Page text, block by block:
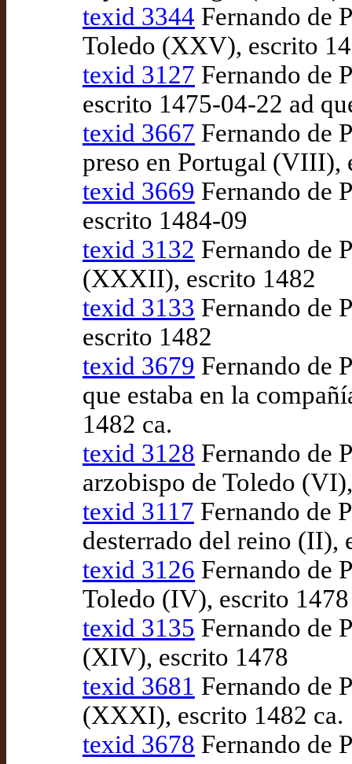
texid 3344 Fernando de
Toledo (XXV), escrito
texid 3127 Fernando de
escrito 1475-04-22 ad
texid 3667 Fernando de
preso en Portugal (VIII),
texid 3669 Fernando de
escrito 1484-09
texid 3132 Fernando de
(XXXII), escrito 1482
texid 3133 Fernando de
escrito 1482
texid 3679 Fernando de
que estaba en la
1482 ca.
texid 3128 Fernando de
arzobispo de Toledo
texid 3117 Fernando de
desterrado del reino (II),
texid 3126 Fernando de
Toledo (IV), escrito
texid 3135 Fernando de
(XIV), escrito 1478
texid 3681 Fernando de
(XXXI), escrito 1482 ca.
texid 3678 Fernando de